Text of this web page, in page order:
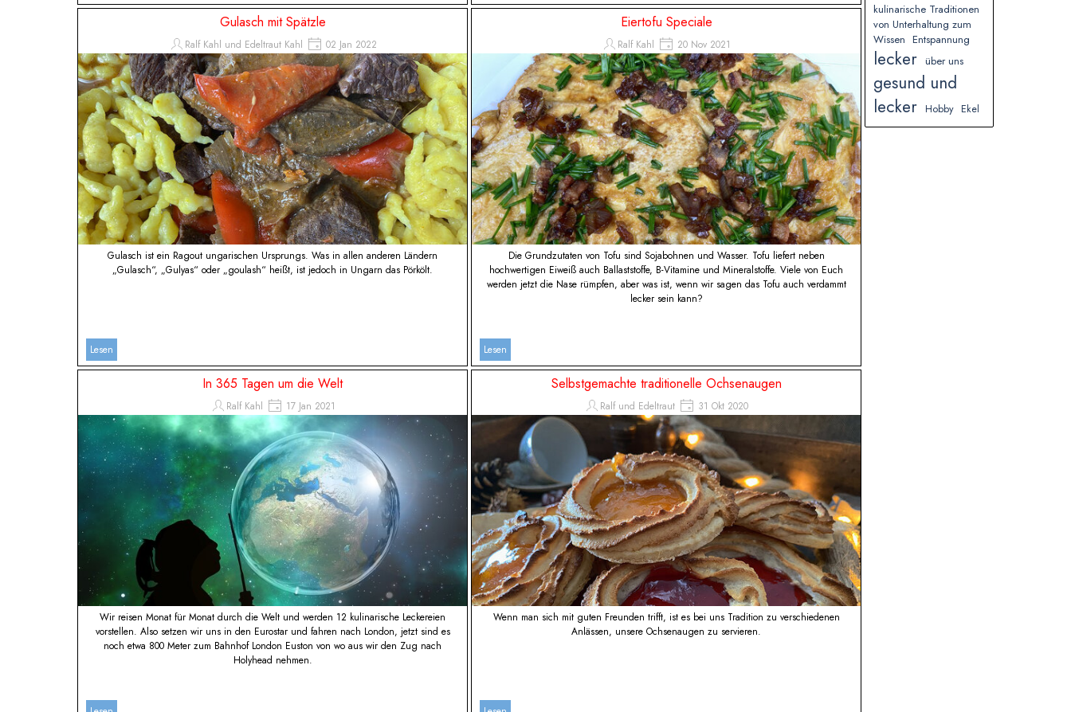
Gulasch mit Spätzle
Ralf Kahl und Edeltraut Kahl 02 Jan 2022
Gulasch ist ein Ragout ungarischen Ursprungs. Was in allen anderen Ländern
„Gulasch“, „Gulyas“ oder „goulash“ heißt, ist jedoch in Ungarn das Pörkölt.
Lesen
Eiertofu Speciale
Ralf Kahl 20 Nov 2021
Die Grundzutaten von Tofu sind Sojabohnen und Wasser. Tofu liefert neben
hochwertigen Eiweiß auch Ballaststoffe, B-Vitamine und Mineralstoffe. Viele von Euch
werden jetzt die Nase rümpfen, aber was ist, wenn wir sagen das Tofu auch verdammt
lecker sein kann?
Lesen
In 365 Tagen um die Welt
Ralf Kahl 17 Jan 2021
Wir reisen Monat für Monat durch die Welt und werden 12 kulinarische Leckereien
vorstellen. Also setzen wir uns in den Eurostar und fahren nach London, jetzt sind es
noch etwa 800 Meter zum Bahnhof London Euston von wo aus wir den Zug nach
Holyhead nehmen.
Selbstgemachte traditionelle Ochsenaugen
Ralf und Edeltraut 31 Okt 2020
Wenn man sich mit guten Freunden trifft, ist es bei uns Tradition zu verschiedenen
Anlässen, unsere Ochsenaugen zu servieren.
kulinarische Traditionen
von Unterhaltung zum
Wissen Entspannung
lecker über uns
gesund und
lecker
Hobby Ekel